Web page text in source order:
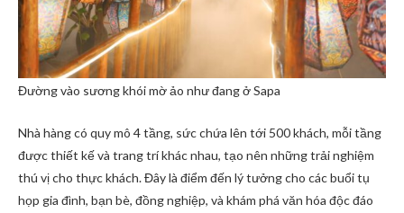
Đường vào sương khói mờ ảo như đang ở Sapa
Nhà hàng có quy mô 4 tầng, sức chứa lên tới 500 khách, mỗi tầng
được thiết kế và trang trí khác nhau, tạo nên những trải nghiệm
thú vị cho thực khách. Đây là điểm đến lý tưởng cho các buổi tụ
họp gia đình, bạn bè, đồng nghiệp, và khám phá văn hóa độc đáo